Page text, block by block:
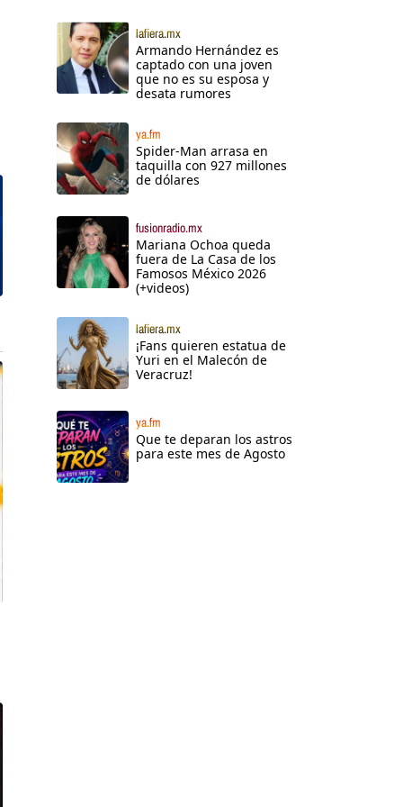
lafiera.mx
Armando Hernández es
captado con una joven
que no es su esposa y
desata rumores
ya.fm
Spider-Man arrasa en
taquilla con 927 millones
de dólares
fusionradio.mx
Mariana Ochoa queda
fuera de La Casa de los
Famosos México 2026
(+videos)
lafiera.mx
¡Fans quieren estatua de
Yuri en el Malecón de
Veracruz!
ya.fm
Que te deparan los astros
para este mes de Agosto